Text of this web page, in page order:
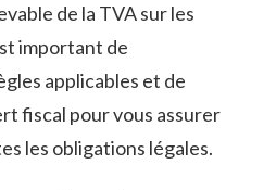
de la TVA sur les
important de
applicables et de
fiscal pour vous ⁣assurer
⁣les obligations légales.